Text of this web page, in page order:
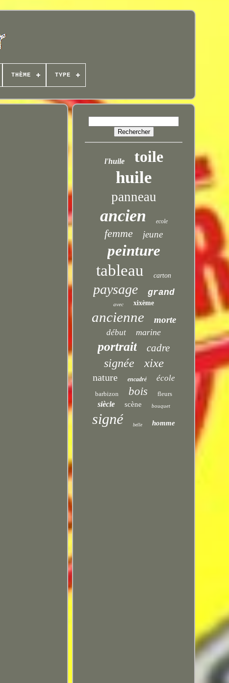
THÈME TYPE
l'huile toile
huile
panneau
ancien ecole
femme jeune
peinture
tableau carton
paysage grand
avec xixème
ancienne morte
début marine
portrait cadre
signée xixe
nature encadré école
barbizon bois fleurs
siècle scène bouquet
signé belle homme